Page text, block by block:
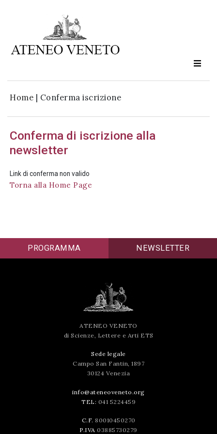
Home | Conferma iscrizione
Conferma di iscrizione alla
newsletter
Link di conferma non valido
Torna alla Home Page
Ateneo
è
cultura
Iscriviti alla
newsletter:
PROGRAMMA NEWSLETTER
ATENEO VENETO
di Scienze, Lettere e Arti ETS
Sede legale
Campo San Fantin, 1897
30124 Venezia
info@ateneoveneto.org
TEL: 041 5224459
C.F. 80010450270
P.IVA 03885730279